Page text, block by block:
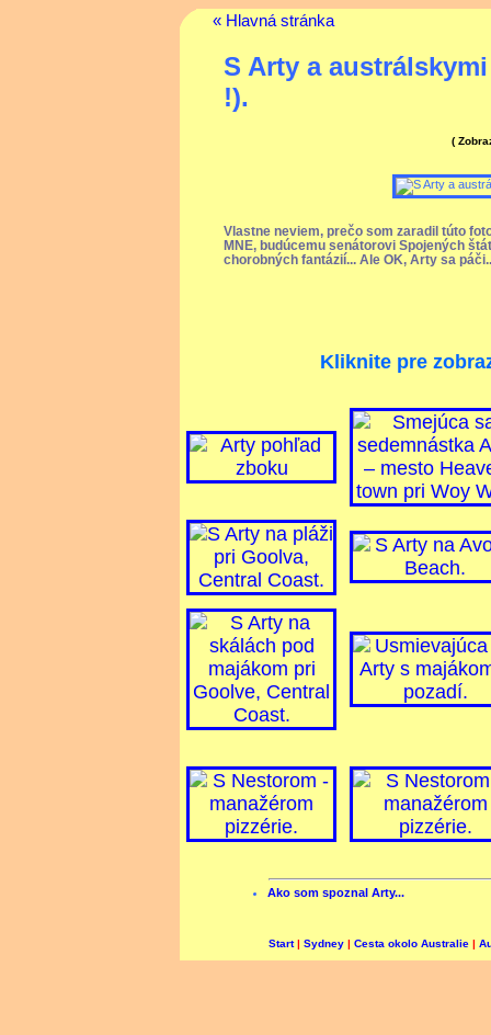
« Hlavná stránka
S Arty a
!).
(
Vlastne neviem, prečo som zaradil túto
MNE, budúcemu senátorovi Spojených
chorobných fantázií... Ale OK, Arty sa páči..
Kliknite pre
Ako som spoznal Arty...
Start| Sydney | Cesta okolo Australie |